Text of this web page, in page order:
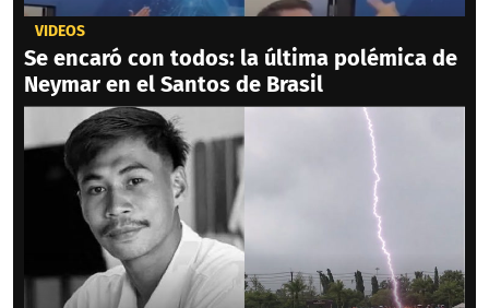
VIDEOS
Se encaró con todos: la última polémica de
Neymar en el Santos de Brasil